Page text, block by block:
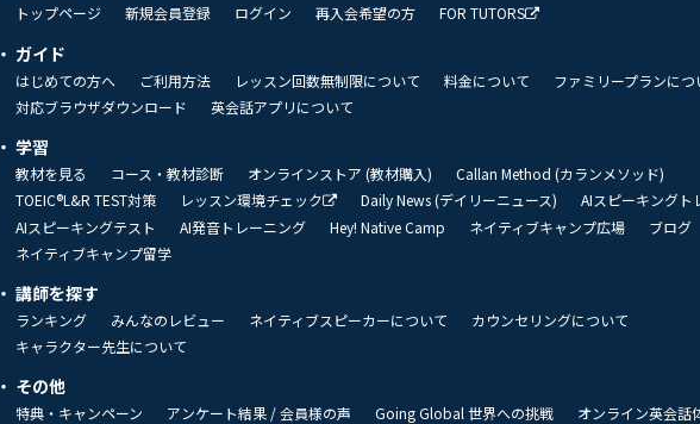
トップページ 新規会員登録 ログイン 再入会希望の方 FOR TUTORS
ガイド
はじめての方へ ご利用方法 レッスン回数無制限について 料金について
ファミリープランにつ
対応ブラウザダウンロード
英会話アプリについて
学習
教材を見る コース・教材診断 オンラインストア (教材購入)
Callan Method (カランメソッド)
TOEIC®L&R TEST対策
レッスン環境チェック Daily News (デイリーニュース)
AIスピーキングト
AIスピーキングテスト
AI発音トレーニング Hey! Native Camp ネイティブキャンプ広場
ブログ
ネイティブキャンプ留学
講師を探す
ランキング みんなのレビュー ネイティブスピーカーについて
カウンセリングについて
キャラクター先生について
その他
特典・キャンペーン アンケート結果 / 会員様の声 Going Global 世界への挑戦 オンライン英会話